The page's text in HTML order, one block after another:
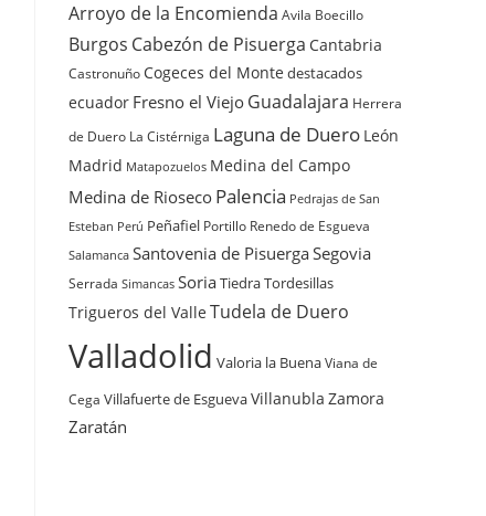
Arroyo de la Encomienda Avila Boecillo
Burgos Cabezón de Pisuerga Cantabria
Castronuño Cogeces del Monte destacados
ecuador Fresno el Viejo Guadalajara Herrera
de Duero La Cistérniga Laguna de Duero León
Madrid Matapozuelos Medina del Campo
Medina de Rioseco Palencia Pedrajas de San
Esteban Perú Peñafiel Portillo Renedo de Esgueva
Salamanca Santovenia de PisuergaSegovia
Serrada Simancas SoriaTiedraTordesillas
Trigueros del Valle Tudela de Duero
Valladolid Valoria la Buena Viana de
Cega Villafuerte de EsguevaVillanubla Zamora
Zaratán